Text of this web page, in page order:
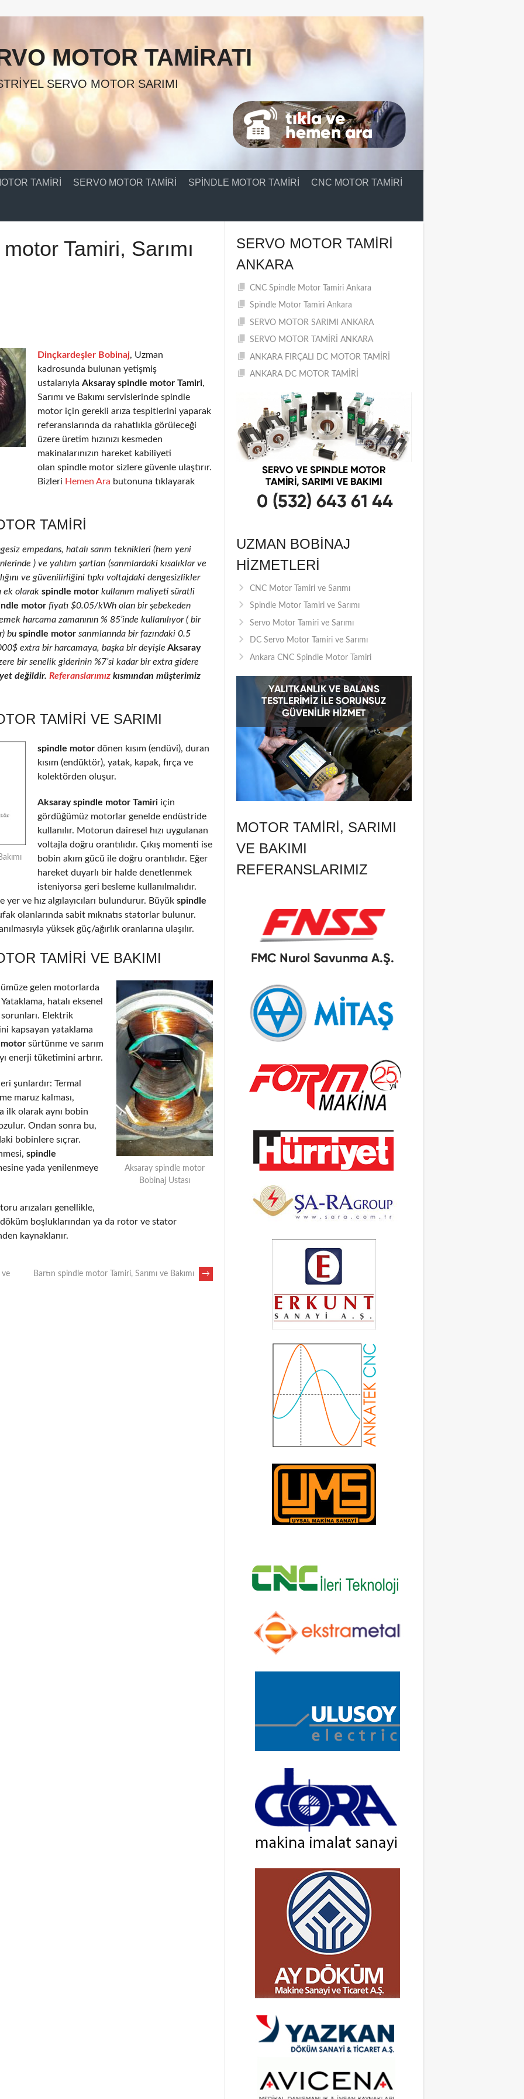
MOTOR TAMIRATI
SERVO MOTOR SARIMI
TAMIRI SERVO MOTOR TAMIRI SPINDLE MOTOR TAMIRI CNC MOTOR TAMIRI
Tamiri, Sarımı
Dinçkardeşler Bobinaj, Uzman
kadrosunda bulunan yetişmiş
ustalarıyla Aksaray spindle motor Tamiri,
Sarımı ve Bakımı servislerinde spindle
motor için gerekli arıza tespitlerini yaparak
referanslarında da rahatlıkla görüleceği
üzere üretim hızınızı kesmeden
makinalarınızın hareket kabiliyeti
olan spindle motor sizlere güvenle ulaştırır.
Bizleri Hemen Ara butonuna tıklayarak
TAMIRI
empedans, hatalı sarım teknikleri (hem yeni
) ve yalıtım şartları (sarımlardaki kısalıklar ve
ve güvenilirliğini tıpkı voltajdaki dengesizlikler
ek olarak spindle motor kullanım maliyeti süratli
motor fiyatı $0.05/kWh olan bir şebekeden
harcama zamanının % 85’inde kullanılıyor ( bir
bu spindle motor sarımlarında bir fazındaki 0.5
extra bir harcamaya, başka bir deyişle Aksaray
bir senelik giderinin %7’si kadar bir extra gidere
değildir. Referanslarımız kısmından müşterimiz
TAMIRI VE SARIMI
spindle motor dönen kısım (endüvi), duran
kısım (endüktör), yatak, kapak, fırça ve
kolektörden oluşur.
Aksaray spindle motor Tamiri için
gördüğümüz motorlar genelde endüstride
kullanılır. Motorun dairesel hızı uygulanan
voltajla doğru orantılıdır. Çıkış momenti ise
bobin akım gücü ile doğru orantılıdır. Eğer
hareket duyarlı bir halde denetlenmek
isteniyorsa geri besleme kullanılmalıdır.
ve hız algılayıcıları bulundurur. Büyük spindle
olanlarında sabit mıknatıs statorlar bulunur.
yüksek güç/ağırlık oranlarına ulaşılır.
TAMIRI VE BAKIMI
Aksaray spindle motor
Bobinaj Ustası
gelen motorlarda
hatalı eksenel
Elektrik
kapsayan yataklama
sürtünme ve sarım
enerji tüketimini artırır.
şunlardır: Termal
maruz kalması,
ilk olarak aynı bobin
Ondan sonra bu,
bobinlere sıçrar.
spindle
yada yenilenmeye
arızaları genellikle,
döküm boşluklarından ya da rotor ve stator
kaynaklanır.
ve
Bartın spindle motor Tamiri, Sarımı ve Bakımı →
SERVO MOTOR TAMIRI
ANKARA
CNC Spindle Motor Tamiri Ankara
Spindle Motor Tamiri Ankara
SERVO MOTOR SARIMI ANKARA
SERVO MOTOR TAMİRİ ANKARA
ANKARA FIRÇALI DC MOTOR TAMİRİ
ANKARA DC MOTOR TAMİRİ
UZMAN BOBINAJ
HIZMETLERI
CNC Motor Tamiri ve Sarımı
Spindle Motor Tamiri ve Sarımı
Servo Motor Tamiri ve Sarımı
DC Servo Motor Tamiri ve Sarımı
Ankara CNC Spindle Motor Tamiri
MOTOR TAMIRI, SARIMI
VE BAKIMI
REFERANSLARIMIZ